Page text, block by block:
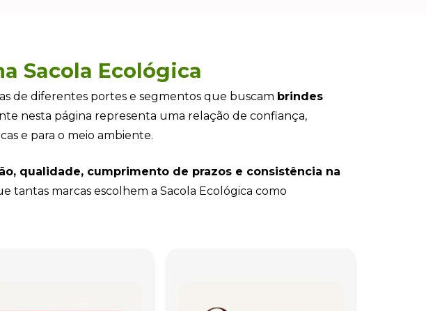
Sacola Ecológica
de diferentes portes e segmentos que buscam brindes
nesta página representa uma relação de confiança,
e para o meio ambiente.
qualidade, cumprimento de prazos e consistência na
tantas marcas escolhem a Sacola Ecológica como